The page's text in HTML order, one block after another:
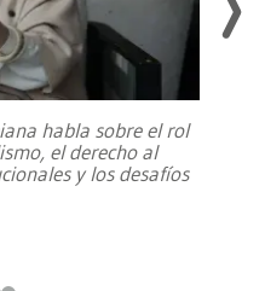
habla sobre el rol
el derecho al
y los desafíos